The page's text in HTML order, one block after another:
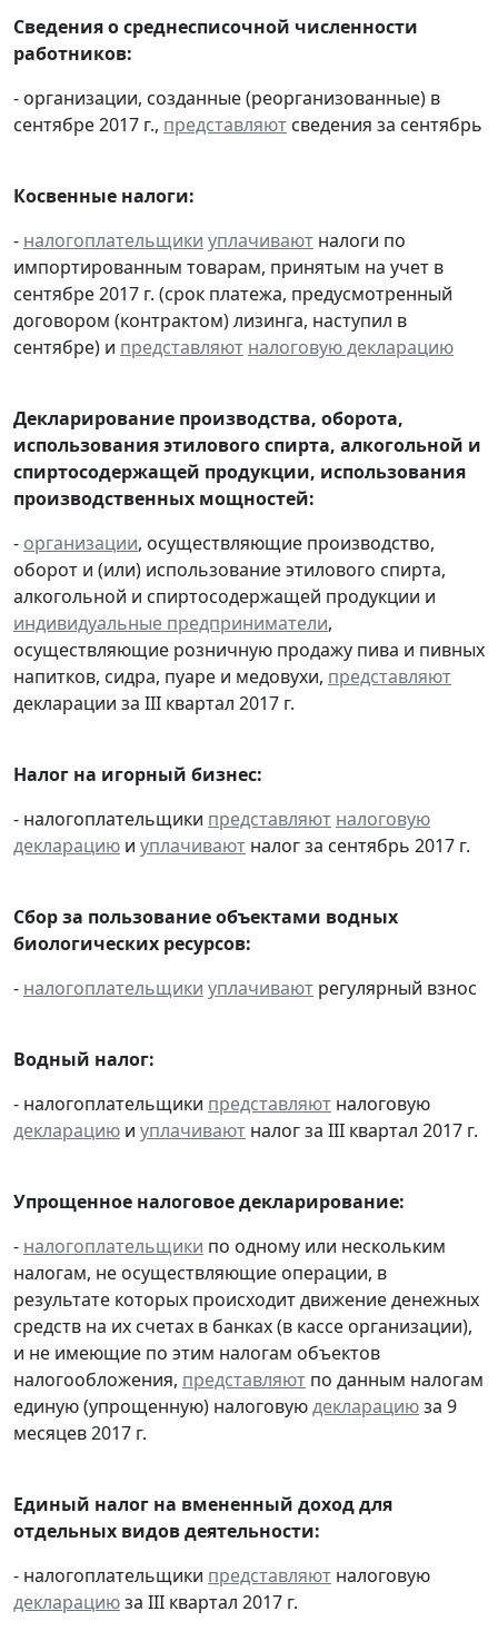
Сведения о среднесписочной численности
работников:
- организации, созданные (реорганизованные) в
сентябре 2017 г., представляют сведения за сентябрь
Косвенные налоги:
- налогоплательщики уплачивают налоги по
импортированным товарам, принятым на учет в
сентябре 2017 г. (срок платежа, предусмотренный
договором (контрактом) лизинга, наступил в
сентябре) и представляют налоговую декларацию
Декларирование производства, оборота,
использования этилового спирта, алкогольной и
спиртосодержащей продукции, использования
производственных мощностей:
- организации, осуществляющие производство,
оборот и (или) использование этилового спирта,
алкогольной и спиртосодержащей продукции и
индивидуальные предприниматели,
осуществляющие розничную продажу пива и пивных
напитков, сидра, пуаре и медовухи, представляют
декларации за III квартал 2017 г.
Налог на игорный бизнес:
- налогоплательщики представляют налоговую
декларацию и уплачивают налог за сентябрь 2017 г.
Сбор за пользование объектами водных
биологических ресурсов:
- налогоплательщики уплачивают регулярный взнос
Водный налог:
- налогоплательщики представляют налоговую
декларацию и уплачивают налог за III квартал 2017 г.
Упрощенное налоговое декларирование:
- налогоплательщики по одному или нескольким
налогам, не осуществляющие операции, в
результате которых происходит движение денежных
средств на их счетах в банках (в кассе организации),
и не имеющие по этим налогам объектов
налогообложения, представляют по данным налогам
единую (упрощенную) налоговуюдекларациюза 9
месяцев 2017 г.
Единый налог на вмененный доход для
отдельных видов деятельности:
- налогоплательщики представляют налоговую
декларациюза III квартал 2017 г.